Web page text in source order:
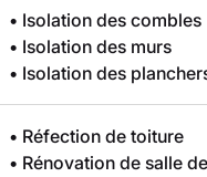
• Isolation des combles
• Isolation des murs
• Isolation des
• Réfection de toiture
• Rénovation de salle